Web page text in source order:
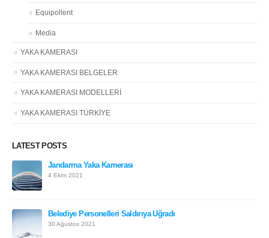
Equipollent
Media
YAKA KAMERASI
YAKA KAMERASI BELGELER
YAKA KAMERASI MODELLERİ
YAKA KAMERASI TÜRKİYE
LATEST POSTS
Jandarma Yaka Kamerası
4 Ekim 2021
Belediye Personelleri Saldırıya Uğradı
30 Ağustos 2021